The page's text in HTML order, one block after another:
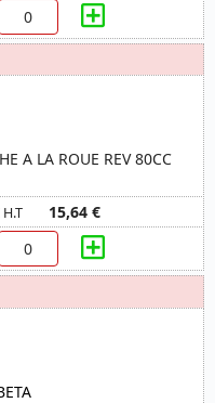
A LA ROUE REV 80CC
15,64 €